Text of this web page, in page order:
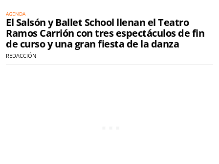
AGENDA
El Salsón y Ballet School llenan el Teatro
Ramos Carrión con tres espectáculos de fin
de curso y una gran fiesta de la danza
REDACCIÓN